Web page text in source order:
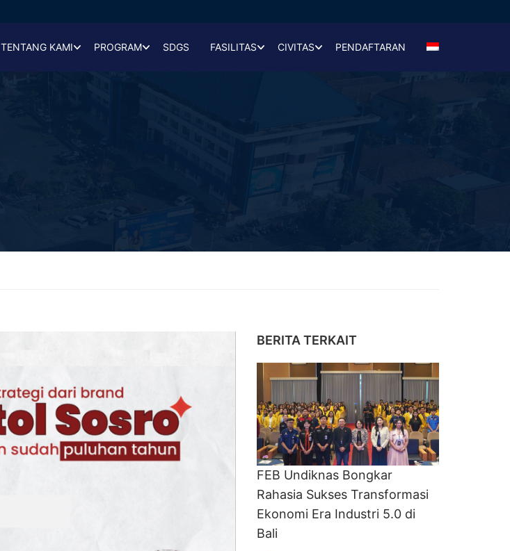
TENTANG KAMI PROGRAM SDGS FASILITAS CIVITAS PENDAFTARAN
BERITA TERKAIT
FEB Undiknas Bongkar
Rahasia Sukses Transformasi
Ekonomi Era Industri 5.0 di
Bali